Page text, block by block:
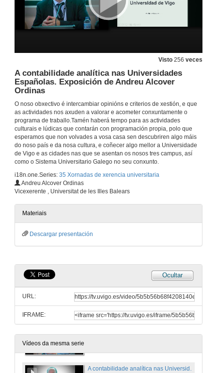
Visto 256 veces
A contabilidade analítica nas Universidades
Españolas. Exposición de Andreu Alcover
Ordinas
O noso obxectivo é intercambiar opinións e criterios de xestión, e que
as actividades nos axuden a valorar e acometer conxuntamente o
programa de traballo.Tamén haberá tempo para as actividades
culturais e lúdicas que contarán con programación propia, polo que
esperamos que non volvades a vosa casa sen descubriren algo máis
do noso país e da nosa cultura, e coñecer algo mellor a Universidade
de Vigo e as cidades nas que se asentan os nosos tres campus, así
como o Sistema Universitario Galego no seu conxunto.
i18n.one.Series: 35 Xornadas de xerencia universitaria
Andreu Alcover Ordinas
Vicexerente , Universitat de les Illes Balears
Materiais
Descargar presentación
Ocultar
URL:
IFRAME:
Vídeos da mesma serie
Presentación de Teresa Moreo Marroig
21 de set. de 2017
Quenda de preguntas. Convenios e encomendas de xestión nas Universidades Españolas.
21 de set. de 2017
Presentación de Antonio Arias Rodríguez e José Ramón Chaves García
A contabilidade analítica nas Universidades Españolas. Exposición de Daniel Sánchez Toledano
21 de set. de 2017
A contabilidade analítica nas Universidades Españolas. Exposición de Margarita Labrador Barrafón
A contabilidade analítica nas Universidades Españolas. Exposición de Andreu Alcover Ordinas